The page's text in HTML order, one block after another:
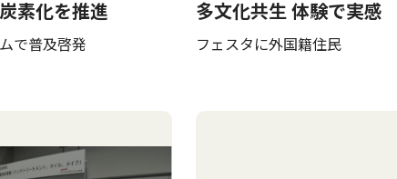
素化を推進
で普及啓発
多文化共生 体験で実感
フェスタに外国籍住民